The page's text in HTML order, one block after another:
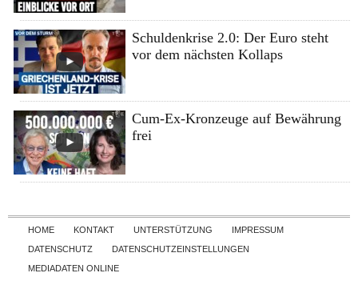
Schuldenkrise 2.0: Der Euro steht
vor dem nächsten Kollaps
Cum-Ex-Kronzeuge auf Bewährung
frei
Skip to content
HOME KONTAKT UNTERSTÜTZUNG
IMPRESSUM
DATENSCHUTZ
DATENSCHUTZEINSTELLUNGEN
MEDIADATEN ONLINE